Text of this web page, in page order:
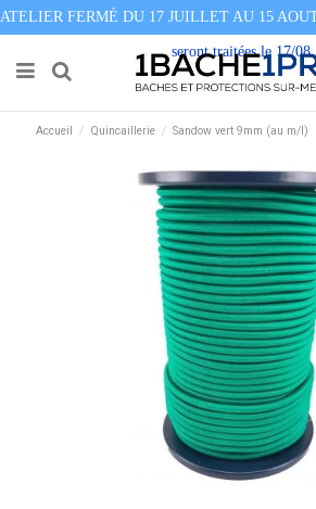
ATELIER FERMÉ DU 17 JUILLET AU 15
seront traitées le 17/08
Accueil Quincaillerie Sandow vert 9mm (au m/l)